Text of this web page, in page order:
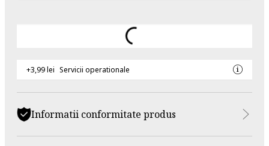
+3,99 lei Servicii operationale
Informatii conformitate produs